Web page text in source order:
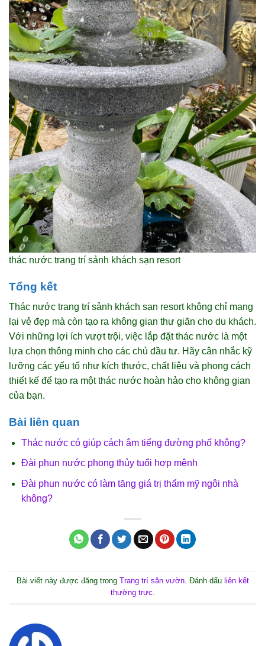
thác nước trang trí sảnh khách sạn resort
Tổng kết
Thác nước trang trí sảnh khách sạn resort không chỉ mang
lại vẻ đẹp mà còn tạo ra không gian thư giãn cho du khách.
Với những lợi ích vượt trội, việc lắp đặt thác nước là một
lựa chọn thông minh cho các chủ đầu tư. Hãy cân nhắc kỹ
lưỡng các yếu tố như kích thước, chất liệu và phong cách
thiết kế để tạo ra một thác nước hoàn hảo cho không gian
của bạn.
Bài liên quan
Thác nước có giúp cách âm tiếng đường phố không?
Đài phun nước phong thủy tuổi hợp mệnh
Đài phun nước có làm tăng giá trị thẩm mỹ ngôi nhà
không?
Bài viết này được đăng trong Trang trí sân vườn. Đánh dấu liên kết
thường trực.